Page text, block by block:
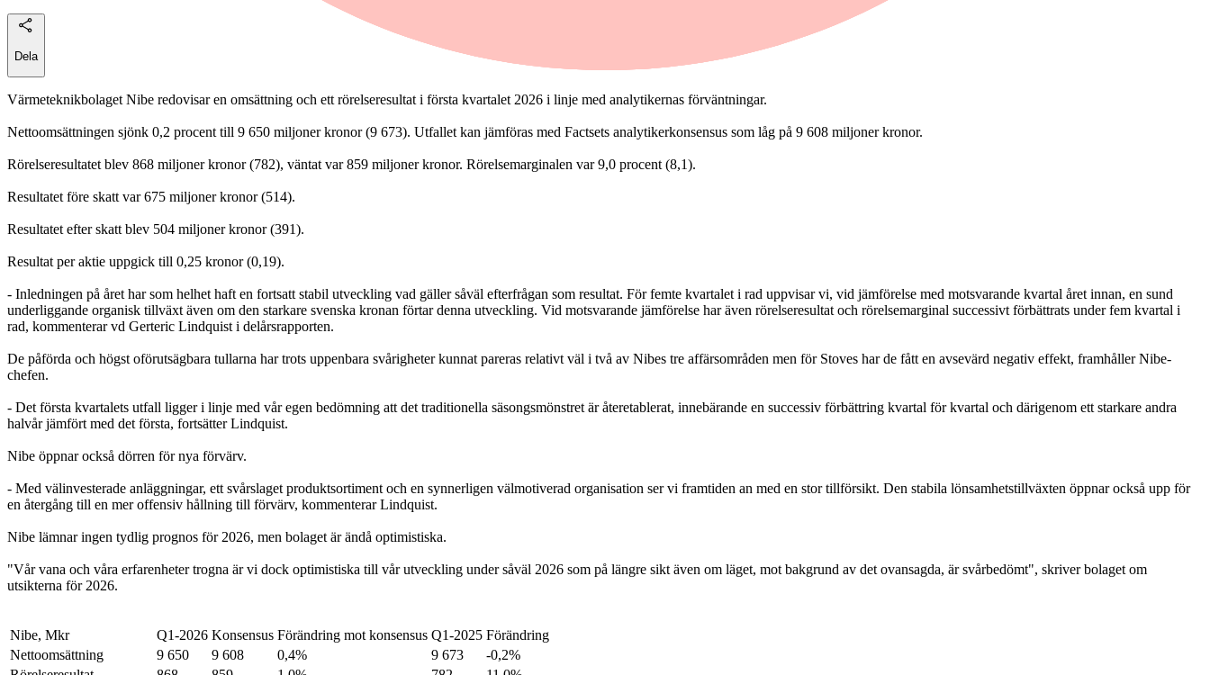
Dela
Värmeteknikbolaget Nibe redovisar en omsättning och ett rörelseresultat i första kvartalet 2026 i linje med analytikernas förväntningar.
Nettoomsättningen sjönk 0,2 procent till 9 650 miljoner kronor (9 673). Utfallet kan jämföras med Factsets analytikerkonsensus som låg på 9 608 miljoner kronor.
Rörelseresultatet blev 868 miljoner kronor (782), väntat var 859 miljoner kronor. Rörelsemarginalen var 9,0 procent (8,1).
Resultatet före skatt var 675 miljoner kronor (514).
Resultatet efter skatt blev 504 miljoner kronor (391).
Resultat per aktie uppgick till 0,25 kronor (0,19).
- Inledningen på året har som helhet haft en fortsatt stabil utveckling vad gäller såväl efterfrågan som resultat. För femte kvartalet i rad uppvisar vi, vid jämförelse med motsvarande kvartal året innan, en sund
underliggande organisk tillväxt även om den starkare svenska kronan förtar denna utveckling. Vid motsvarande jämförelse har även rörelseresultat och rörelsemarginal successivt förbättrats under fem kvartal i
rad, kommenterar vd Gerteric Lindquist i delårsrapporten.
De påförda och högst oförutsägbara tullarna har trots uppenbara svårigheter kunnat pareras relativt väl i två av Nibes tre affärsområden men för Stoves har de fått en avsevärd negativ effekt, framhåller Nibe-
chefen.
- Det första kvartalets utfall ligger i linje med vår egen bedömning att det traditionella säsongsmönstret är återetablerat, innebärande en successiv förbättring kvartal för kvartal och därigenom ett starkare andra
halvår jämfört med det första, fortsätter Lindquist.
Nibe öppnar också dörren för nya förvärv.
- Med välinvesterade anläggningar, ett svårslaget produktsortiment och en synnerligen välmotiverad organisation ser vi framtiden an med en stor tillförsikt. Den stabila lönsamhetstillväxten öppnar också upp för
en återgång till en mer offensiv hållning till förvärv, kommenterar Lindquist.
Nibe lämnar ingen tydlig prognos för 2026, men bolaget är ändå optimistiska.
"Vår vana och våra erfarenheter trogna är vi dock optimistiska till vår utveckling under såväl 2026 som på längre sikt även om läget, mot bakgrund av det ovansagda, är svårbedömt", skriver bolaget om
utsikterna för 2026.
Nibe, Mkr Q1-2026 Konsensus Förändring mot konsensus Q1-2025 Förändring
Nettoomsättning
9 650 9 608 0,4% 9 673
-0,2%